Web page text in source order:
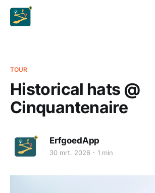
TOUR
Historical hats @
Cinquantenaire
ErfgoedApp
30 mrt. 2026 1 min